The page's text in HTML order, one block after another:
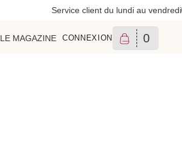
Service client du lundi au vendredi
LE MAGAZINE CONNEXION 0